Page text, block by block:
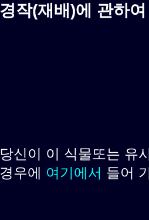
경작(재배)에 관하
당신이 이 식물또는 유
경우에 여기에서 들어